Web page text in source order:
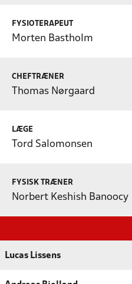
FYSIOTERAPEUT
Morten Bastholm
CHEFTRÆNER
Thomas Nørgaard
LÆGE
Tord Salomonsen
FYSISK TRÆNER
Norbert Keshish Banoocy
Lucas Lissens